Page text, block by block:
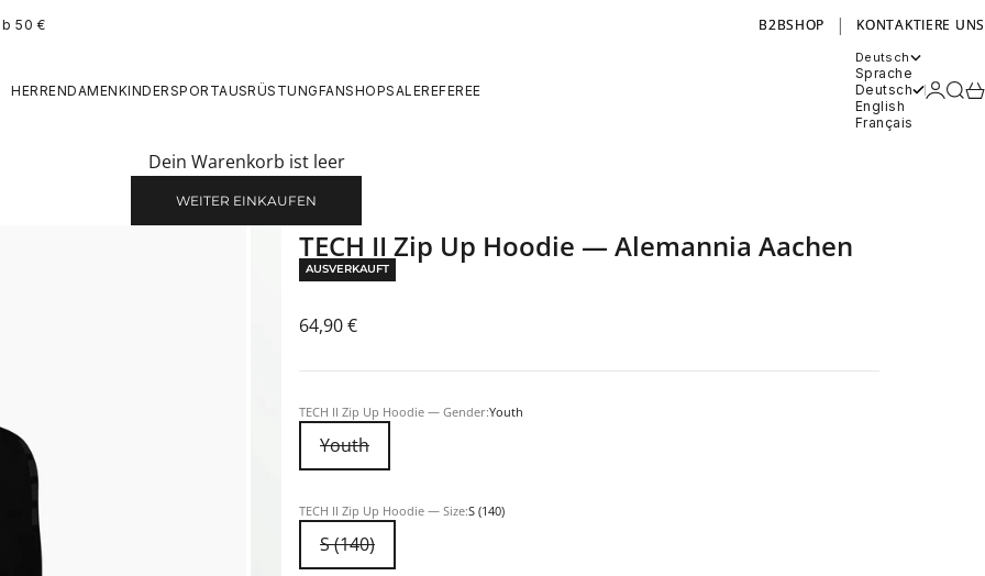
50 € B2BSHOP | KONTAKTIERE UNS
HERRENDAMENKINDERSPORTAUSRÜSTUNGFANSHOPSALEREFEREE
Deutsch
Sprache
Deutsch
English
Français
Dein Warenkorb ist leer
WEITER EINKAUFEN
TECH II Zip Up Hoodie — Alemannia Aachen
AUSVERKAUFT
Angebot
64,90 €
TECH II Zip Up Hoodie — Gender:Youth
Youth
TECH II Zip Up Hoodie — Size:S (140)
S (140)